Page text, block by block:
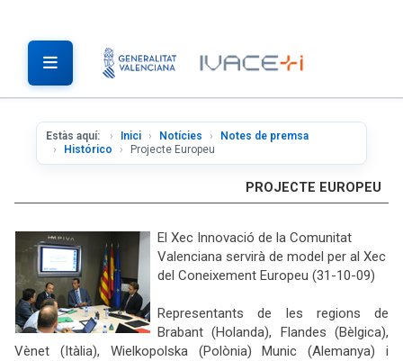
Estàs aquí: Inici Notícies
Notes de premsa
Histórico
Projecte Europeu
PROJECTE EUROPEU
El Xec Innovació de la Comunitat
Valenciana servirà de model per al Xec
del Coneixement Europeu (31-10-09)
Representants de les regions de
Brabant (Holanda), Flandes (Bèlgica),
Vènet (Itàlia), Wielkopolska (Polònia) Munic (Alemanya) i